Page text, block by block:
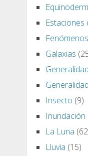
Estaciones
Galaxias
Insecto (9)
Inundación
La Luna
Lluvia (15)